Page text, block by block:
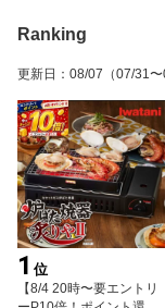
Ranking
更新日 ： 08/07 （07/31
1 位
【8/4 20時〜要エントリ